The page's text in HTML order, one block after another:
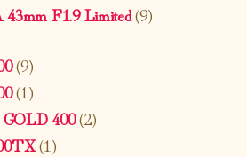
F1.9 Limited(9)
(9)
(1)
400(2)
(1)